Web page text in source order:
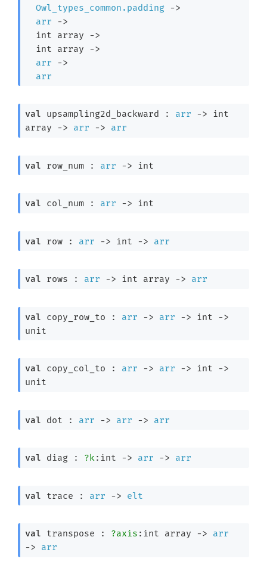
Owl_types_common.padding ->
arr
->
int array
->
int array
->
arr
->
arr
val upsampling2d_backward : arr ->
int
array
-> arr -> arr
val row_num : arr -> int
val col_num : arr -> int
val row : arr -> int -> arr
val rows : arr -> int array -> arr
val copy_row_to : arr -> arr -> int ->
unit
val copy_col_to : arr -> arr -> int ->
unit
val dot : arr -> arr -> arr
val diag : ?k:int -> arr -> arr
val trace : arr -> elt
val transpose : ?axis : int array ->
arr
->
arr